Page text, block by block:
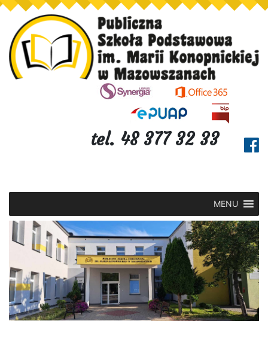
tel. 48 377 32 33
MENU